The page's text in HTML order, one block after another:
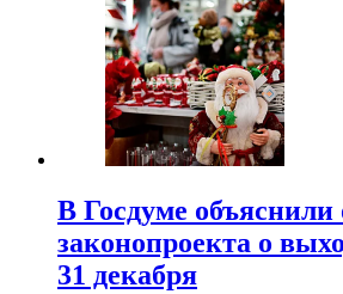
В Госдуме объяснили
законопроекта о
31 декабря